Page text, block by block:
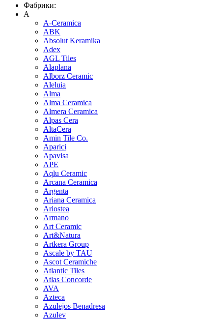
Фабрики:
A
A-Ceramica
ABK
Absolut Keramika
Adex
AGL Tiles
Alaplana
Alborz Ceramic
Aleluia
Alma
Alma Ceramica
Almera Ceramica
Alpas Cera
AltaCera
Amin Tile Co.
Aparici
Apavisa
APE
Aqlu Ceramic
Arcana Ceramica
Argenta
Ariana Ceramica
Ariostea
Armano
Art Ceramic
Art&Natura
Artkera Group
Ascale by TAU
Ascot Ceramiche
Atlantic Tiles
Atlas Concorde
AVA
Azteca
Azulejos Benadresa
Azulev